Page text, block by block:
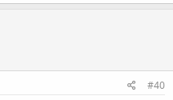
#40